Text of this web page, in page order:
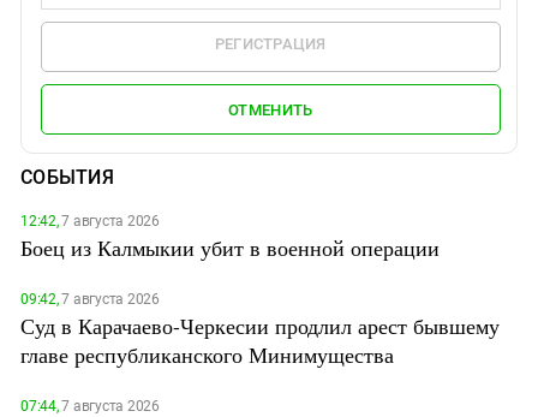
РЕГИСТРАЦИЯ
ОТМЕНИТЬ
СОБЫТИЯ
12:42,7 августа 2026
Боец из Калмыкии убит в военной операции
09:42,7 августа 2026
Суд в Карачаево-Черкесии продлил арест бывшему
главе республиканского Минимущества
07:44,7 августа 2026